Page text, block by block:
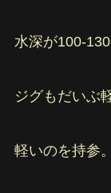
水深が100-
ジグもだいぶ
軽いのを持参。